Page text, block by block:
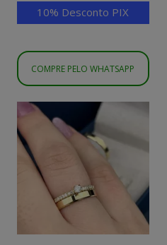
10% Desconto PIX
COMPRE PELO WHATSAPP